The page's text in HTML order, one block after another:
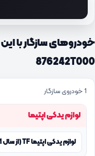
خودروهای سازگار با
876242T000
1 خودروی سازگار
لوازم یدکی اپتیما
لوازم یدکی اپتیما TF (از سال 2011 تا 2016)